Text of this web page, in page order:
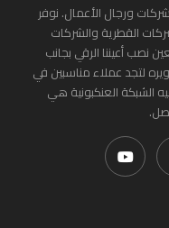
ورجال الأعمال. نوفر
القطرية والشركات
نصب أعيننا الرقي بجانب
لتجد عملاء مناسبين في
الشبكة العنكبونية هي